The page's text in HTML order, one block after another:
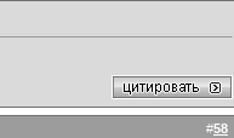
#58